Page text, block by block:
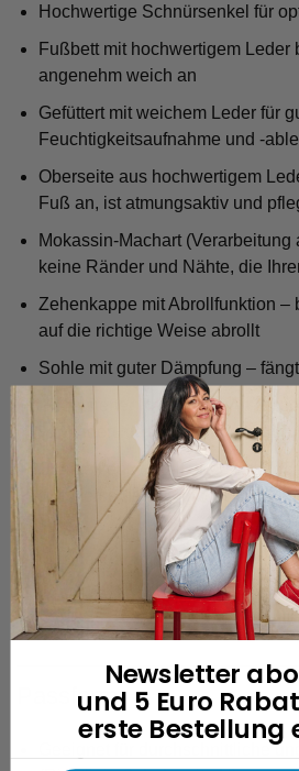
Hochwertige Schnürsenkel für
Fußbett mit hochwertigem Leder
angenehm weich an
Gefüttert mit weichem Leder für
Feuchtigkeitsaufnahme und -
Oberseite aus hochwertigem
Fuß an, ist atmungsaktiv und
Mokassin-Machart
keine Ränder und Nähte, die
Zehenkappe mit Abrollfunktion –
auf die richtige Weise abrollt
Sohle mit guter Dämpfung –
Gepolsterter Rand (eine Art
verhindert, dass der Rand in Ihre
Speziell entwickelte
Ihre Ferse herausrutscht
Handgefertigt durch unsere
Qualität garantiert
Entworfen in den Niederlanden
Portugal
Passform
Geeignet für durchschnittliche
Newsletter
und 5 Euro
erste Bestellung